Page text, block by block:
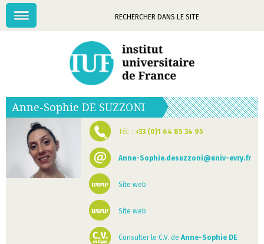
Mots-
Menu
Anne-Sophie DE SUZZONI
Tél. : +33 (0)1 64 85 34 95
Anne-Sophie.desuzzoni@univ-evry.fr
Site web
Site web
Consulter le C.V. deAnne-Sophie DE